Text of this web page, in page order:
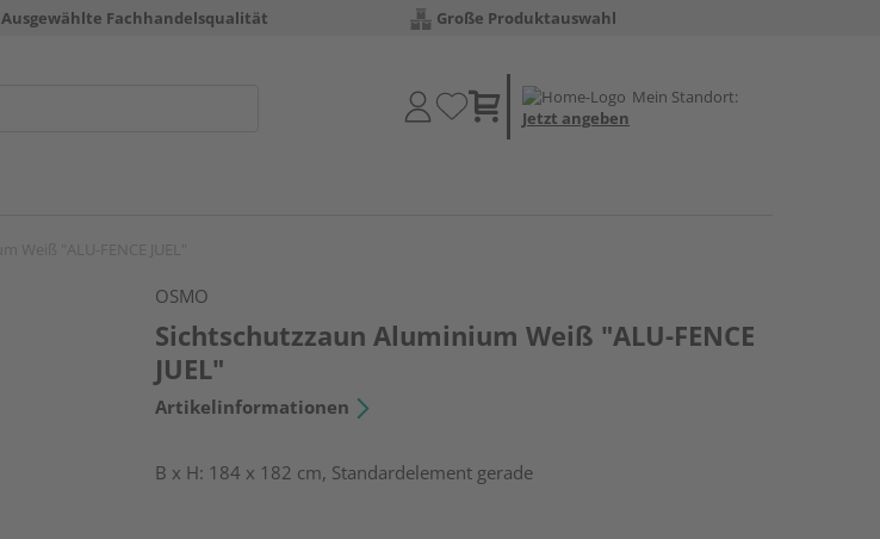
Ausgewählte Fachhandelsqualität Große Produktauswahl
Mein Standort:
Jetzt angeben
OSMO
Sichtschutzzaun Aluminium Weiß "ALU-FENCE
JUEL"
Artikelinformationen
B x H: 184 x 182 cm, Standardelement gerade